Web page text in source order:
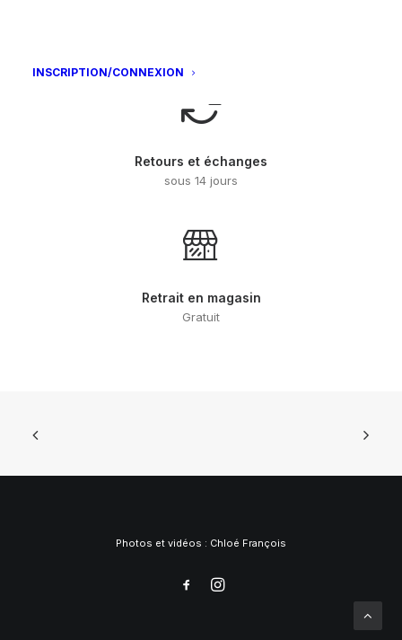
INSCRIPTION/CONNEXION
Retours et échanges
sous 14 jours
Retrait en magasin
Gratuit
Photos et vidéos : Chloé François